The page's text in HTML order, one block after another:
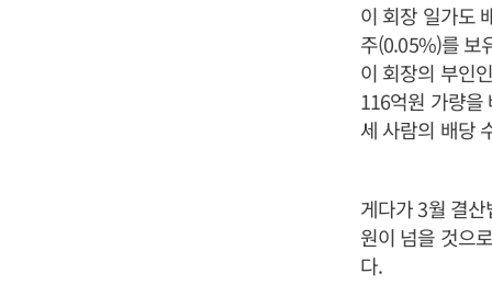
이 회장 일가도
주(0.05%)를 보
이 회장의 부인
116억원 가량을
세 사람의 배당
게다가 3월 결
원이 넘을 것으
다.